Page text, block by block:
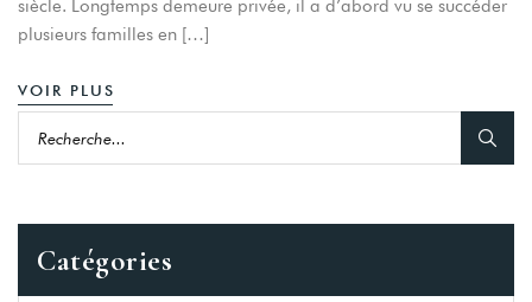
siècle. Longtemps demeure privée, il a d’abord vu se succéder
plusieurs familles en […]
VOIR PLUS
Catégories